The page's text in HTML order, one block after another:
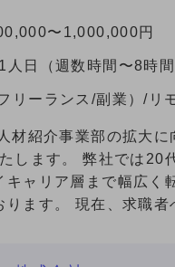
〜1,000,000円
人日（週数時間〜8時間
リーランス/副業）/リ
材紹介事業部の拡大に
します。 弊社では20
キャリア層まで幅広く
ります。 現在、求職者